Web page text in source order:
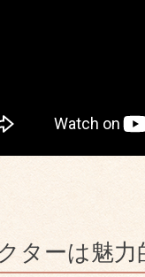
ターは魅